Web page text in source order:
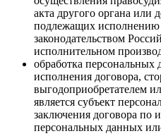
акта другого органа или
подлежащих исполнению
законодательством
исполнительном
обработка персональных
исполнения договора,
выгодоприобретателем
является субъект
заключения договора по
персональных данных